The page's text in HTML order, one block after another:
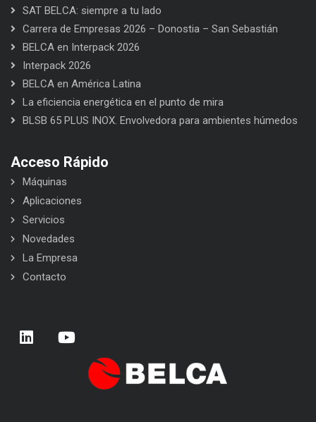
SAT BELCA: siempre a tu lado
Carrera de Empresas 2026 – Donostia – San Sebastián
BELCA en Interpack 2026
Interpack 2026
BELCA en América Latina
La eficiencia energética en el punto de mira
BLSB 65 PLUS INOX. Envolvedora para ambientes húmedos
Acceso Rápido
Máquinas
Aplicaciones
Servicios
Novedades
La Empresa
Contacto